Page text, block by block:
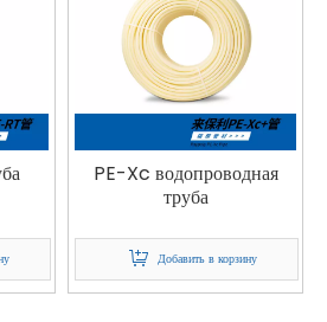
PE-Xc водопроводная
труба
Добавить в корзину